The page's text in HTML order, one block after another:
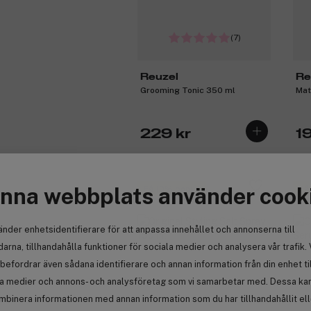
webbplats använder
enhetsidentifierare för att anpassa innehållet och annonserna till
tillhandahålla funktioner för sociala medier och analysera vår trafik.
även sådana identifierare och annan information från din enhet
medier och annons- och analysföretag som vi samarbetar med. Dessa
informationen med annan information som du har tillhandahållit
(7)
Reuzel
Grooming Tonic 350 ml
229 kr
Få 10% bonus Få